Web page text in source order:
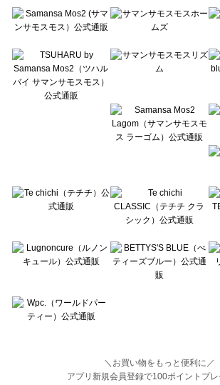
Te chichi（テチチ）のボトムス一覧
Te chichi CLASSIC（テチチ クラシック）のボトムス一覧
Lugnoncure（ルノンキュール）のボトムス一覧
BETTY'S BLUE（べティーズブルー）のボトムス一覧
Wpc.（ワールドパーティー）のボトムス一覧
＼お買い物をもっと便利に／
アプリ新規会員登録で100ポイントプレ